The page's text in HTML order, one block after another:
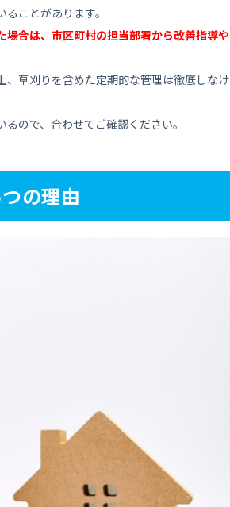
ことがあります。
合は、市区町村の担当部署から改善指導や
草刈りを含めた定期的な管理は徹底しなけ
ので、合わせてご確認ください。
の理由